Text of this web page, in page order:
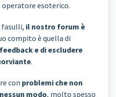
esoterico.
fasulli, il nostro forum è
compito è quella di
e di escludere
.
con problemi che non
modo, molto spesso